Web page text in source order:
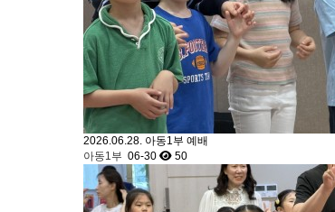
2026.06.28. 아동1부 예배
아동1부 06-30 50